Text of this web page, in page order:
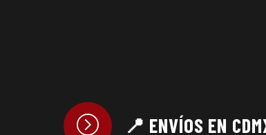
📍 ENVÍOS EN